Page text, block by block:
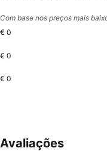
Com base nos preços mais
€ 0
€ 0
€ 0
Avaliações